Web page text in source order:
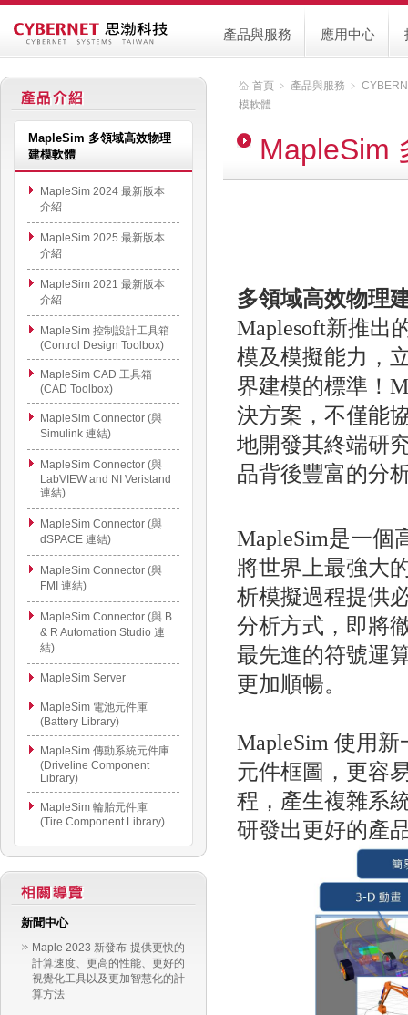
應用中心
產品與服務
MapleSim 多領域高效物理
建模軟體
MapleSim 2024 最新版本
介紹
MapleSim 2025 最新版本
介紹
MapleSim 2021 最新版本
介紹
MapleSim 控制設計工具箱
(Control Design Toolbox)
MapleSim CAD 工具箱
(CAD Toolbox)
MapleSim Connector (與
Simulink 連結)
MapleSim Connector (與
LabVIEW and NI Veristand
連結)
MapleSim Connector (與
dSPACE 連結)
MapleSim Connector (與
FMI 連結)
MapleSim Connector (與 B
& R Automation Studio 連
結)
MapleSim Server
MapleSim 電池元件庫
(Battery Library)
MapleSim 傳動系統元件庫
(Driveline Component
Library)
MapleSim 輪胎元件庫
(Tire Component Library)
新聞中心
Maple 2023 新發布-提供更快的
計算速度、更高的性能、更好的
視覺化工具以及更加智慧化的計
算方法
首頁 ﹥ 產品與服務 ﹥
模軟體
MapleSim
多領域高效物理
Maplesoft新推出
模及模擬能力，
界建模的標準！
決方案，不僅能
地開發其終端研
品背後豐富的分
MapleSim是一個
將世界上最強大
析模擬過程提供
分析方式，即將
最先進的符號運
更加順暢。
MapleSim 使用
元件框圖，更容
程，產生複雜系
研發出更好的產